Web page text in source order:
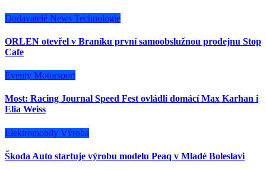
Dodavatelé News Technologie
ORLEN otevřel v Braníku první samoobslužnou prodejnu Stop
Cafe
Eventy Motorsport
Most: Racing Journal Speed Fest ovládli domácí Max Karhan i
Elia Weiss
Elektromobily Výroba
Škoda Auto startuje výrobu modelu Peaq v Mladé Boleslavi